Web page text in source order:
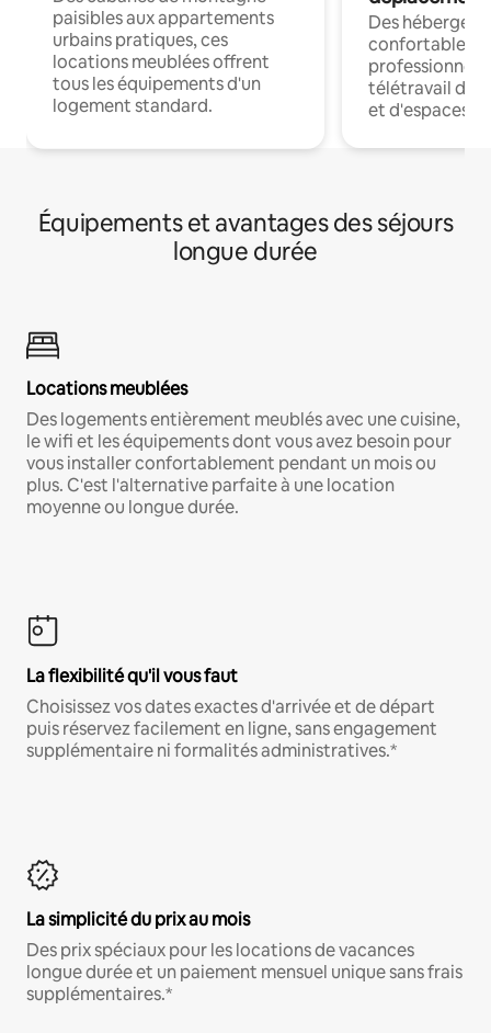
paisibles aux appartements
urbains pratiques, ces
locations meublées offrent
tous les équipements d'un
logement standard.
Des
confortables
professionnels
télétravail
et d'espaces
Équipements et avantages des séjours
longue durée
Locations meublées
Des logements entièrement meublés avec une cuisine,
le wifi et les équipements dont vous avez besoin pour
vous installer confortablement pendant un mois ou
plus. C'est l'alternative parfaite à une location
moyenne ou longue durée.
La flexibilité qu'il vous faut
Choisissez vos dates exactes d'arrivée et de départ
puis réservez facilement en ligne, sans engagement
supplémentaire ni formalités administratives.*
La simplicité du prix au mois
Des prix spéciaux pour les locations de vacances
longue durée et un paiement mensuel unique sans frais
supplémentaires.*